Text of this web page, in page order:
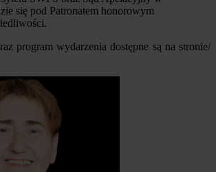
się pod Patronatem honorowym
program wydarzenia dostępne są na stronie/